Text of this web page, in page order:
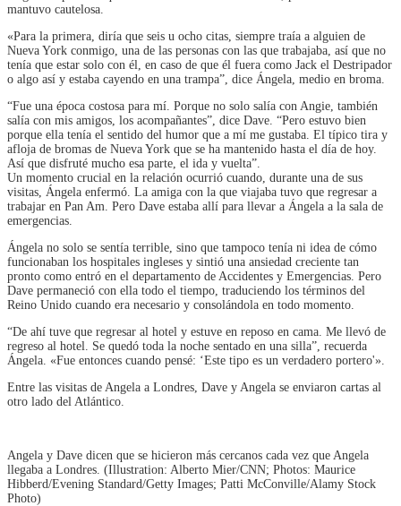
mantuvo cautelosa.
«Para la primera, diría que seis u ocho citas, siempre traía a alguien de
Nueva York conmigo, una de las personas con las que trabajaba, así que no
tenía que estar solo con él, en caso de que él fuera como Jack el Destripador
o algo así y estaba cayendo en una trampa”, dice Ángela, medio en broma.
“Fue una época costosa para mí. Porque no solo salía con Angie, también
salía con mis amigos, los acompañantes”, dice Dave. “Pero estuvo bien
porque ella tenía el sentido del humor que a mí me gustaba. El típico tira y
afloja de bromas de Nueva York que se ha mantenido hasta el día de hoy.
Así que disfruté mucho esa parte, el ida y vuelta”.
Un momento crucial en la relación ocurrió cuando, durante una de sus
visitas, Ángela enfermó. La amiga con la que viajaba tuvo que regresar a
trabajar en Pan Am. Pero Dave estaba allí para llevar a Ángela a la sala de
emergencias.
Ángela no solo se sentía terrible, sino que tampoco tenía ni idea de cómo
funcionaban los hospitales ingleses y sintió una ansiedad creciente tan
pronto como entró en el departamento de Accidentes y Emergencias. Pero
Dave permaneció con ella todo el tiempo, traduciendo los términos del
Reino Unido cuando era necesario y consolándola en todo momento.
“De ahí tuve que regresar al hotel y estuve en reposo en cama. Me llevó de
regreso al hotel. Se quedó toda la noche sentado en una silla”, recuerda
Ángela. «Fue entonces cuando pensé: ‘Este tipo es un verdadero portero'».
Entre las visitas de Angela a Londres, Dave y Angela se enviaron cartas al
otro lado del Atlántico.
Angela y Dave dicen que se hicieron más cercanos cada vez que Angela
llegaba a Londres. (Illustration: Alberto Mier/CNN; Photos: Maurice
Hibberd/Evening Standard/Getty Images; Patti McConville/Alamy Stock
Photo)